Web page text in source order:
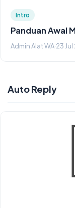
Intro
Panduan Awal
Admin Alat WA·23
Auto Reply